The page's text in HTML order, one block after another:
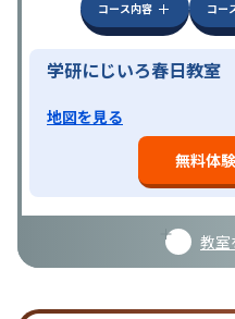
コース内容
コー
学研にじいろ春日教室
地図を見る
無料体
教室